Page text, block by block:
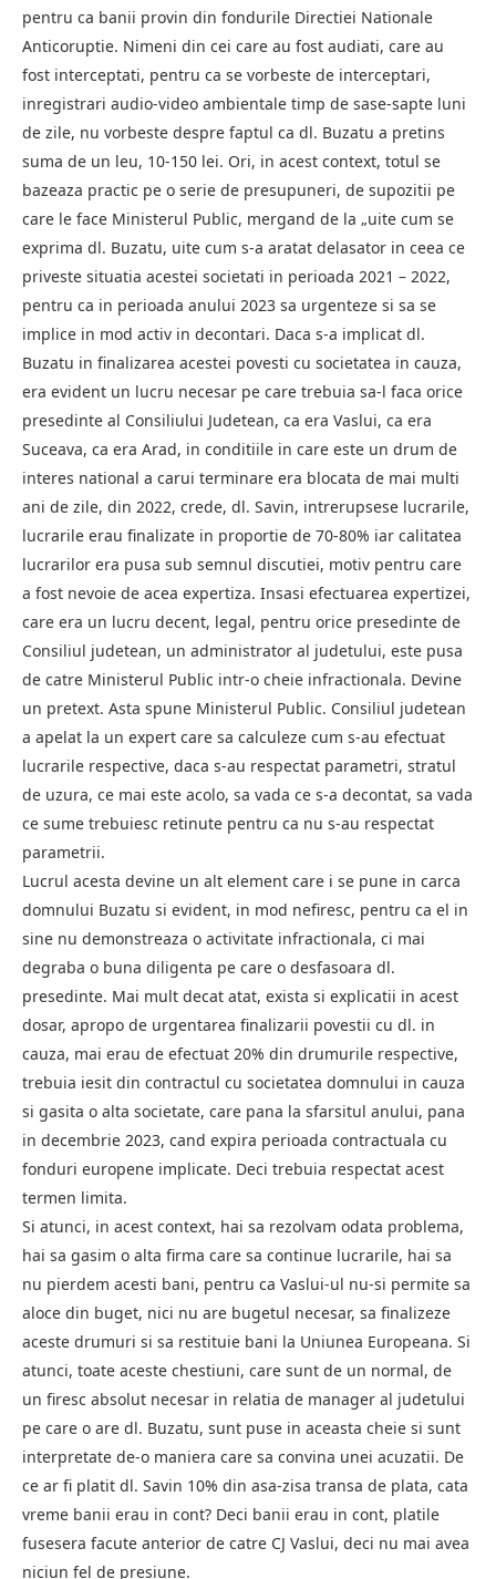
pentru ca banii provin din fondurile Directiei Nationale
Anticoruptie. Nimeni din cei care au fost audiati, care au
fost interceptati, pentru ca se vorbeste de interceptari,
inregistrari audio-video ambientale timp de sase-sapte luni
de zile, nu vorbeste despre faptul ca dl. Buzatu a pretins
suma de un leu, 10-150 lei. Ori, in acest context, totul se
bazeaza practic pe o serie de presupuneri, de supozitii pe
care le face Ministerul Public, mergand de la „uite cum se
exprima dl. Buzatu, uite cum s-a aratat delasator in ceea ce
priveste situatia acestei societati in perioada 2021 – 2022,
pentru ca in perioada anului 2023 sa urgenteze si sa se
implice in mod activ in decontari. Daca s-a implicat dl.
Buzatu in finalizarea acestei povesti cu societatea in cauza,
era evident un lucru necesar pe care trebuia sa-l faca orice
presedinte al Consiliului Judetean, ca era Vaslui, ca era
Suceava, ca era Arad, in conditiile in care este un drum de
interes national a carui terminare era blocata de mai multi
ani de zile, din 2022, crede, dl. Savin, intrerupsese lucrarile,
lucrarile erau finalizate in proportie de 70-80% iar calitatea
lucrarilor era pusa sub semnul discutiei, motiv pentru care
a fost nevoie de acea expertiza. Insasi efectuarea expertizei,
care era un lucru decent, legal, pentru orice presedinte de
Consiliul judetean, un administrator al judetului, este pusa
de catre Ministerul Public intr-o cheie infractionala. Devine
un pretext. Asta spune Ministerul Public. Consiliul judetean
a apelat la un expert care sa calculeze cum s-au efectuat
lucrarile respective, daca s-au respectat parametri, stratul
de uzura, ce mai este acolo, sa vada ce s-a decontat, sa vada
ce sume trebuiesc retinute pentru ca nu s-au respectat
parametrii.
Lucrul acesta devine un alt element care i se pune in carca
domnului Buzatu si evident, in mod nefiresc, pentru ca el in
sine nu demonstreaza o activitate infractionala, ci mai
degraba o buna diligenta pe care o desfasoara dl.
presedinte. Mai mult decat atat, exista si explicatii in acest
dosar, apropo de urgentarea finalizarii povestii cu dl. in
cauza, mai erau de efectuat 20% din drumurile respective,
trebuia iesit din contractul cu societatea domnului in cauza
si gasita o alta societate, care pana la sfarsitul anului, pana
in decembrie 2023, cand expira perioada contractuala cu
fonduri europene implicate. Deci trebuia respectat acest
termen limita.
Si atunci, in acest context, hai sa rezolvam odata problema,
hai sa gasim o alta firma care sa continue lucrarile, hai sa
nu pierdem acesti bani, pentru ca Vaslui-ul nu-si permite sa
aloce din buget, nici nu are bugetul necesar, sa finalizeze
aceste drumuri si sa restituie bani la Uniunea Europeana. Si
atunci, toate aceste chestiuni, care sunt de un normal, de
un firesc absolut necesar in relatia de manager al judetului
pe care o are dl. Buzatu, sunt puse in aceasta cheie si sunt
interpretate de-o maniera care sa convina unei acuzatii. De
ce ar fi platit dl. Savin 10% din asa-zisa transa de plata, cata
vreme banii erau in cont? Deci banii erau in cont, platile
fusesera facute anterior de catre CJ Vaslui, deci nu mai avea
niciun fel de presiune.